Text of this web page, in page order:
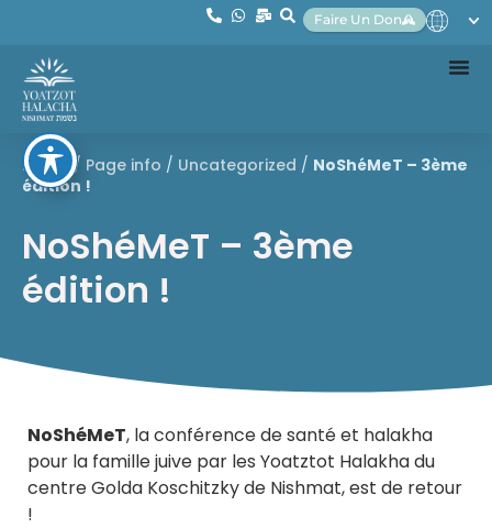
Faire Un Don
Home / Page info / Uncategorized / NoShéMeT – 3ème
édition !
NoShéMeT – 3ème
édition !
NoShéMeT, la conférence de santé et halakha
pour la famille juive par les Yoatztot Halakha du
centre Golda Koschitzky de Nishmat, est de retour
!